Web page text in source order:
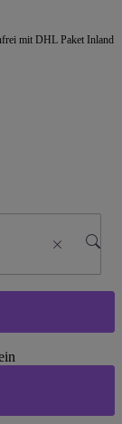
mit DHL Paket Inland